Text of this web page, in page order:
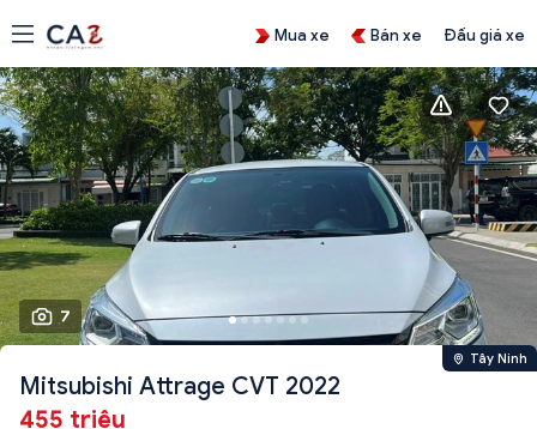
Mua xe Bán xe Đấu giá xe
7
Tây Ninh
Mitsubishi Attrage CVT 2022
455 triệu